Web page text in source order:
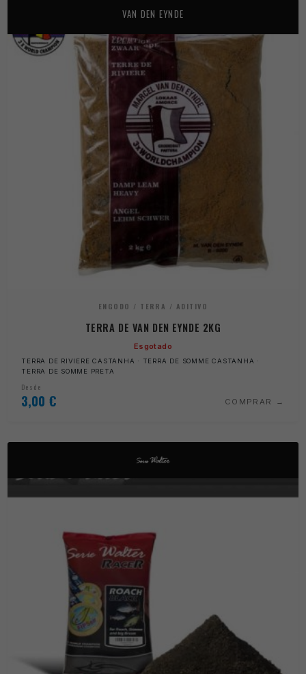
VAN DEN EYNDE
ENGODO / TERRA / ADITIVO
TERRA DE VAN DEN EYNDE 2KG
Esgotado
TERRA DE RIVIERE CASTANHA · TERRA DE SOMME CASTANHA ·
TERRA DE SOMME PRETA
Desde
3,00 € COMPRAR